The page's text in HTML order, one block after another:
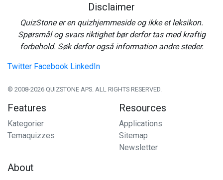
Disclaimer
QuizStone er en quizhjemmeside og ikke et leksikon.
Spørsmål og svars riktighet bør derfor tas med kraftig
forbehold. Søk derfor også information andre steder.
Twitter Facebook LinkedIn
© 2008-2026 QUIZSTONE APS. ALL RIGHTS RESERVED.
Features
Kategorier
Temaquizzes
Resources
Applications
Sitemap
Newsletter
About